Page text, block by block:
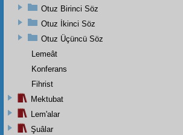
Otuz Birinci Söz
Otuz İkinci Söz
Otuz Üçüncü Söz
Lemeât
Konferans
Fihrist
Mektubat
Lem'alar
Şuâlar